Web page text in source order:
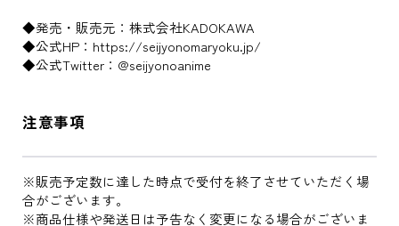
◆発売・販売元：株式会社KADOKAWA
◆公式HP：https://seijyonomaryoku.jp/
◆公式Twitter：@seijyonoanime
注意事項
※販売予定数に達した時点で受付を終了させていただく場
合がございます。
※商品仕様や発送日は予告なく変更になる場合がございま